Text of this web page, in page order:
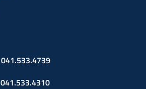
041.533.4739
041.533.4310